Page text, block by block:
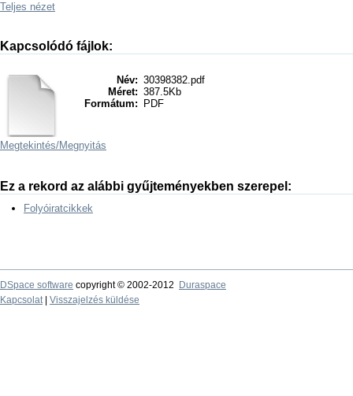
Teljes nézet
Kapcsolódó fájlok:
Név: 30398382.pdf
Méret: 387.5Kb
Formátum:
PDF
Megtekintés/Megnyitás
Ez a rekord az alábbi gyűjteményekben szerepel:
Folyóiratcikkek
DSpace software copyright © 2002-2012
Duraspace
Kapcsolat| Visszajelzés küldése